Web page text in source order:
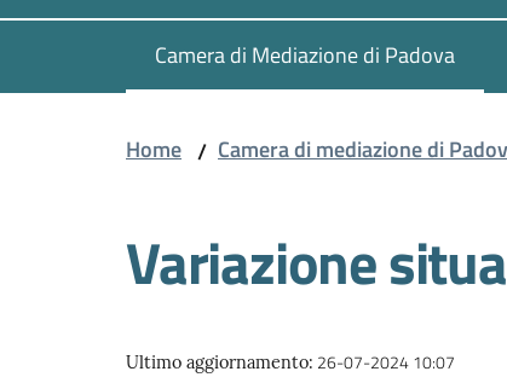
Camera di Mediazione di Padova
Menu selezionato
Home / Camera di mediazione di
Variazione
Ultimo aggiornamento: 26-07-2024 10:07